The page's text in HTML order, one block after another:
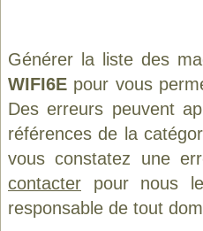
Générer la liste des
WIFI6E pour vous
Des erreurs peuvent
références de la
vous constatez une
contacter pour nous
responsable de tout